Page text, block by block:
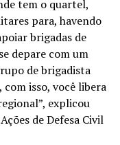
tem o quartel,
para, havendo
brigadas de
depare com um
de brigadista
isso, você libera
explicou
de Defesa Civil